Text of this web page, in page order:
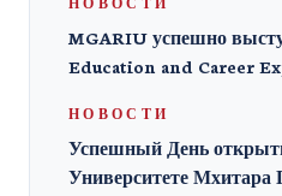
MGARIU успешно
Education and Career
НОВОСТИ
Успешный День
Университете Мхитара